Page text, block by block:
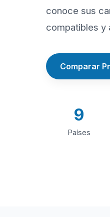
conoce sus
compatibles y
Comparar
9
Países